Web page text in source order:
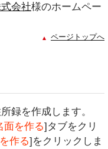
会社様のホームペー
ページトップへ
録を作成します。
面を作る]タブをクリ
作る]をクリックしま